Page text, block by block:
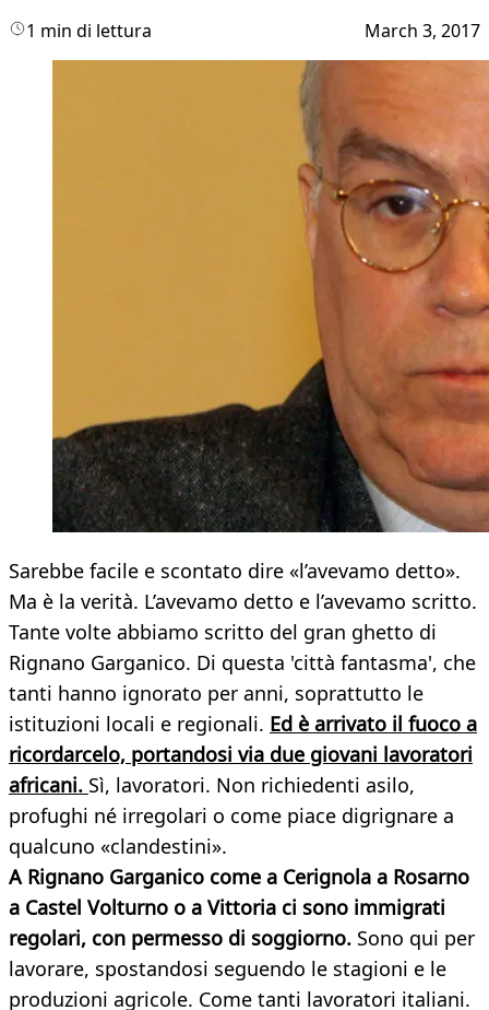
1 min di lettura March 3, 2017
Sarebbe facile e scontato dire «l’avevamo detto».
Ma è la verità. L’avevamo detto e l’avevamo scritto.
Tante volte abbiamo scritto del gran ghetto di
Rignano Garganico. Di questa 'città fantasma', che
tanti hanno ignorato per anni, soprattutto le
istituzioni locali e regionali. Ed è arrivato il fuoco a
ricordarcelo, portandosi via due giovani lavoratori
africani. Sì, lavoratori. Non richiedenti asilo,
profughi né irregolari o come piace digrignare a
qualcuno «clandestini».
A Rignano Garganico come a Cerignola a Rosarno
a Castel Volturno o a Vittoria ci sono immigrati
regolari, con permesso di soggiorno. Sono qui per
lavorare, spostandosi seguendo le stagioni e le
produzioni agricole. Come tanti lavoratori italiani.